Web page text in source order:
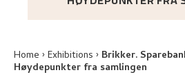
Home Exhibitions Brikker.
Høydepunkter fra samlingen